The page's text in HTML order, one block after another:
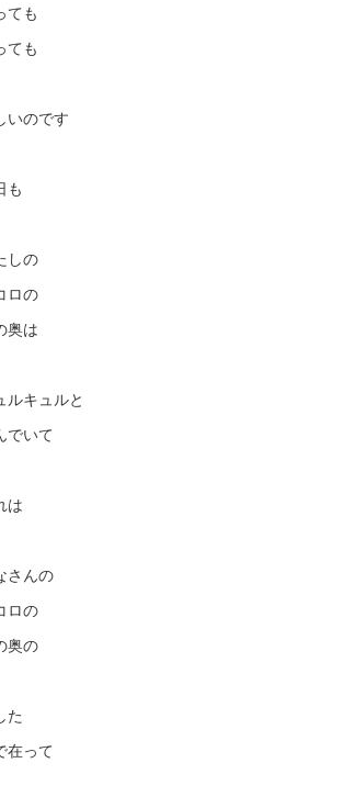
ても
ても
いのです
も
しの
ロの
奥は
ルキュルと
でいて
は
さんの
ロの
奥の
た
在って